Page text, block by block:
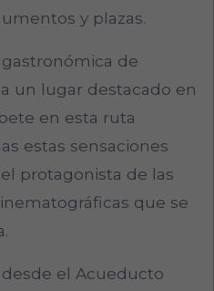
y plazas.
de
un lugar destacado en
en esta ruta
estas sensaciones
protagonista de las
que se
el Acueducto